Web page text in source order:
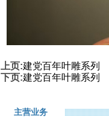
上页:建党百年叶雕系列
下页:建党百年叶雕系列
主营业务